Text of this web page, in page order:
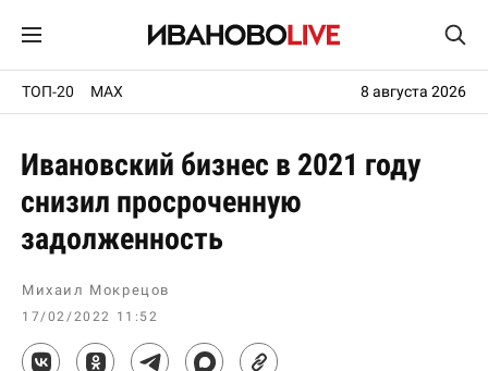
ТОП-20 MAX 8 августа 2026
Ивановский бизнес в 2021 году
снизил просроченную
задолженность
Михаил Мокрецов
17/02/2022 11:52